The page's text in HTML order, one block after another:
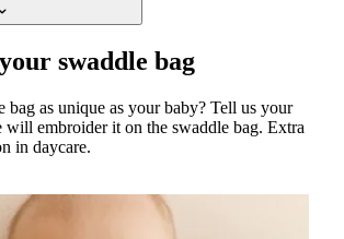
swaddle bag
bag as unique as your baby? Tell us your
will embroider it on the swaddle bag. Extra
in daycare.